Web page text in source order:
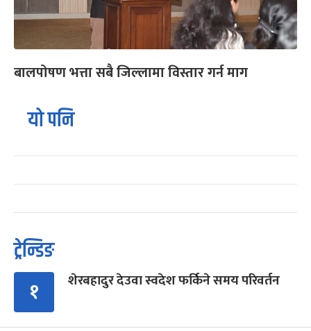
बालपोषण भत्ता सबै जिल्लामा विस्तार गर्न माग
यो पनि
ट्रेन्डिङ
१ शेरबहादुर देउवा स्वदेश फर्किने समय परिवर्तन